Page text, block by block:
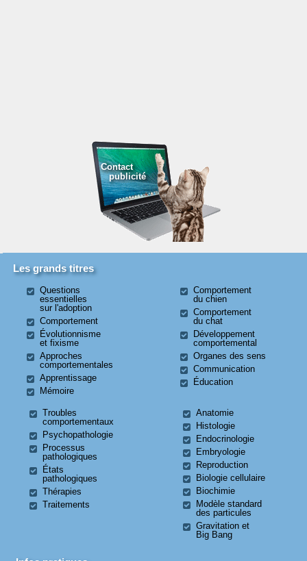
Contact
publicité
Les grands titres
Questions
essentielles
sur l'adoption
Comportement
Évolutionnisme
et fixisme
Approches
comportementales
Apprentissage
Mémoire
Comportement
du chien
Comportement
du chat
Développement
comportemental
Organes des sens
Communication
Éducation
Troubles
comportementaux
Psychopathologie
Processus
pathologiques
États
pathologiques
Thérapies
Traitements
Anatomie
Histologie
Endocrinologie
Embryologie
Reproduction
Biologie cellulaire
Biochimie
Modèle standard
des particules
Gravitation et
Big Bang